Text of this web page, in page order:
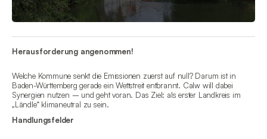
Herausforderung angenommen!
Welche Kommune senkt die Emissionen zuerst auf null? Darum ist in
Baden-Württemberg gerade ein Wettstreit entbrannt. Calw will dabei
Synergien nutzen – und geht voran. Das Ziel: als erster Landkreis im
„Ländle“ klimaneutral zu sein.
Handlungsfelder